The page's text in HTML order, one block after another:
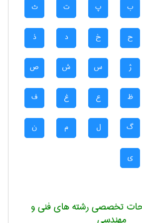
ب پ ت ث
ح خ د ذ
ژ س ش ص
ظ ع غ ف
گ ل م ن
ی
تخصصی رشته های فنی و